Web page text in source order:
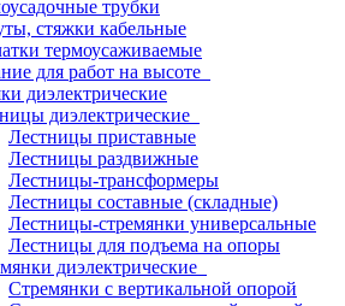
трубки
стяжки кабельные
термоусаживаемые
для работ на высоте
диэлектрические
диэлектрические
Лестницы приставные
Лестницы раздвижные
Лестницы-трансформеры
Лестницы составные (складные)
Лестницы-стремянки универсальные
Лестницы для подъема на опоры
диэлектрические
Стремянки с вертикальной опорой